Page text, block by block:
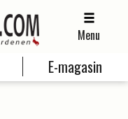
Menu
E-magasin